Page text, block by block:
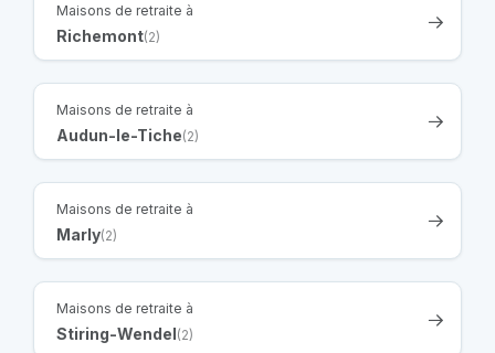
Maisons de retraite à
Richemont(2)
Maisons de retraite à
Audun-le-Tiche(2)
Maisons de retraite à
Marly(2)
Maisons de retraite à
Stiring-Wendel(2)